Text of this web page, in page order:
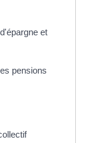
et
pensions